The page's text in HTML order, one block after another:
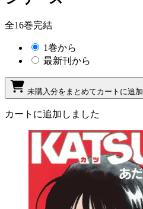
全16巻完結
1巻から
最新刊から
未購入分をまとめてカートに追加
カートに追加しました